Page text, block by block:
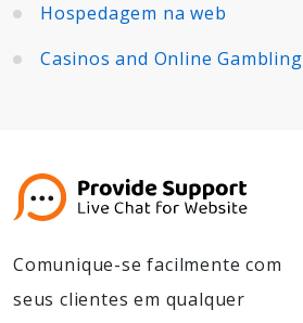
Hospedagem na web
Casinos and Online Gambling
Comunique-se facilmente com
seus clientes em qualquer